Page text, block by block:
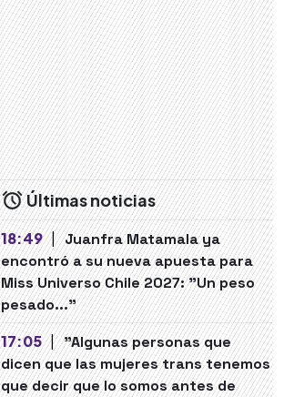
Últimas noticias
18:49 | Juanfra Matamala ya
encontró a su nueva apuesta para
Miss Universo Chile 2027: "Un peso
pesado..."
17:05 | "Algunas personas que
dicen que las mujeres trans tenemos
que decir que lo somos antes de